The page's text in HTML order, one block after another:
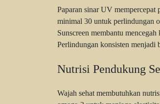
Paparan sinar UV mempercepat
minimal 30 untuk perlindungan
Sunscreen membantu
Perlindungan konsisten menjadi
Nutrisi Pendukung
Wajah sehat membutuhkan